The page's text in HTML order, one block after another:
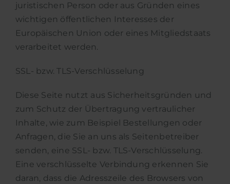
juristischen Person oder aus Gründen eines
wichtigen öffentlichen Interesses der
Europäischen Union oder eines Mitgliedstaats
verarbeitet werden.
SSL- bzw. TLS-Verschlüsselung
Diese Seite nutzt aus Sicherheitsgründen und
zum Schutz der Übertragung vertraulicher
Inhalte, wie zum Beispiel Bestellungen oder
Anfragen, die Sie an uns als Seitenbetreiber
senden, eine SSL- bzw. TLS-Verschlüsselung.
Eine verschlüsselte Verbindung erkennen Sie
daran, dass die Adresszeile des Browsers von